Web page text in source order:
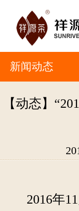
新闻动态
【动态】
2016年